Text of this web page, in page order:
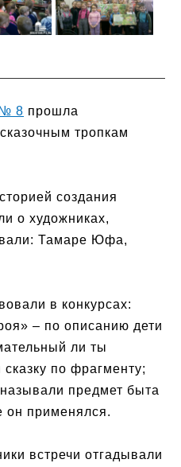
№ 8 прошла
тропкам
создания
о художниках,
Тамаре Юфа,
в конкурсах:
– по описанию дети
ли ты
по фрагменту;
предмет быта
он применялся.
встречи отгадывали